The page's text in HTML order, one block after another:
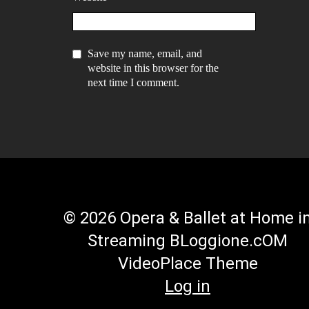
Save my name, email, and
website in this browser for the
next time I comment.
© 2026 Opera & Ballet at Home
Streaming BLoggione.cOM
VideoPlace Theme
Log in